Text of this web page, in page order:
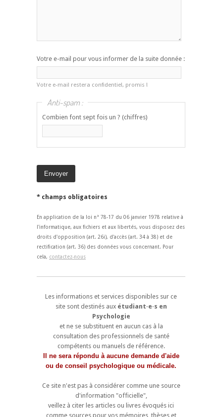
Votre e-mail pour vous informer de la suite donnée :
Votre e-mail restera confidentiel, promis !
Anti-spam :
Combien font sept fois un ? (chiffres)
* champs obligatoires
En application de la loi n° 78-17 du 06 janvier 1978 relative à
l'informatique, aux fichiers et aux libertés, vous disposez des
droits d'opposition (art. 26i), d'accès (art. 34 à 38) et de
rectification (art. 36) des données vous concernant. Pour
cela, contactez-nous
Les informations et services disponibles sur ce
site sont destinés aux étudiant·e·s en
Psychologie
et ne se substituent en aucun cas à la
consultation des professionnels de santé
compétents ou manuels de référence.
Il ne sera répondu à aucune demande d'aide
ou de conseil psychologique ou médicale.
Ce site n'est pas à considérer comme une source
d'information "officielle",
veillez à citer les articles ou livres évoqués ici
comme sources pour vos mémoires, thèses et